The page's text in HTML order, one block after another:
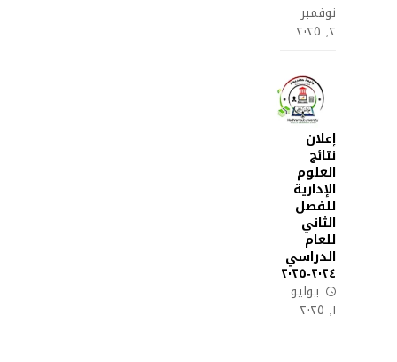
نوفمبر
٢, ٢٠٢٥
إعلان
نتائج
العلوم
الإدارية
للفصل
الثاني
للعام
الدراسي
٢٠٢٤-٢٠٢٥
يوليو
١, ٢٠٢٥